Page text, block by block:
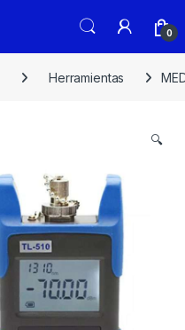
0
Herramientas
🔍